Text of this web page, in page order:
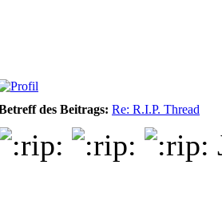
des Beitrags: Re: R.I.P. Thread